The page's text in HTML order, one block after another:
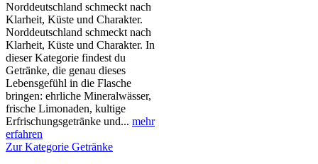
Norddeutschland schmeckt nach
Klarheit, Küste und Charakter.
Norddeutschland schmeckt nach
Klarheit, Küste und Charakter. In
dieser Kategorie findest du
Getränke, die genau dieses
Lebensgefühl in die Flasche
bringen: ehrliche Mineralwässer,
frische Limonaden, kultige
Erfrischungsgetränke und... mehr
erfahren
Zur Kategorie Getränke